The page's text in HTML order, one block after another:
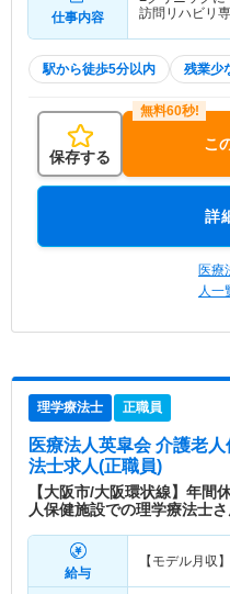
仕事内容
訪問リハビリ
駅から徒歩5分以内 残業少
保存する
こ
詳
医
人一
理学療法士 正職員
医療法人英皐会 介護老
法士求人(正職員)
【大阪市/大阪環状線】年
人保健施設での理学療法士さ
給与
【モデル月収】